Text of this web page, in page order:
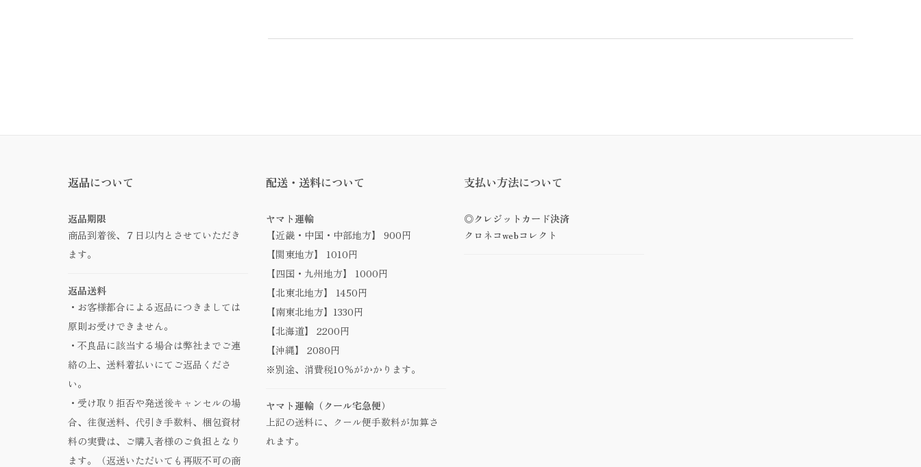
返品について
返品期限
商品到着後、７日以内とさせていただき
ます。
返品送料
・お客様都合による返品につきましては
原則お受けできません。
・不良品に該当する場合は弊社までご連
絡の上、送料着払いにてご返品くださ
い。
・受け取り拒否や発送後キャンセルの場
合、往復送料、代引き手数料、梱包資材
料の実費は、ご購入者様のご負担となり
ます。（返送いただいても再販不可の商
配送・送料について
ヤマト運輸
【近畿・中国・中部地方】 900円
【関東地方】 1010円
【四国・九州地方】 1000円
【北東北地方】 1450円
【南東北地方】1330円
【北海道】 2200円
【沖縄】 2080円
※別途、消費税10％がかかります。
ヤマト運輸（クール宅急便）
上記の送料に、クール便手数料が加算さ
れます。
支払い方法について
◎クレジットカード決済
クロネコwebコレクト